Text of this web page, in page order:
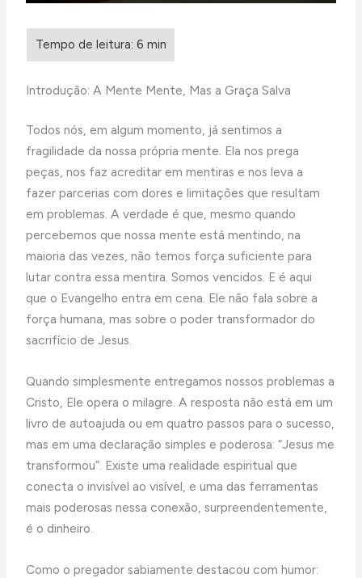
Introdução: A Mente Mente, Mas a Graça Salva
Todos nós, em algum momento, já sentimos a
fragilidade da nossa própria mente. Ela nos prega
peças, nos faz acreditar em mentiras e nos leva a
fazer parcerias com dores e limitações que resultam
em problemas. A verdade é que, mesmo quando
percebemos que nossa mente está mentindo, na
maioria das vezes, não temos força suficiente para
lutar contra essa mentira. Somos vencidos. E é aqui
que o Evangelho entra em cena. Ele não fala sobre a
força humana, mas sobre o poder transformador do
sacrifício de Jesus.
Quando simplesmente entregamos nossos problemas a
Cristo, Ele opera o milagre. A resposta não está em um
livro de autoajuda ou em quatro passos para o sucesso,
mas em uma declaração simples e poderosa: “Jesus me
transformou”. Existe uma realidade espiritual que
conecta o invisível ao visível, e uma das ferramentas
mais poderosas nessa conexão, surpreendentemente,
é o dinheiro.
Como o pregador sabiamente destacou com humor: